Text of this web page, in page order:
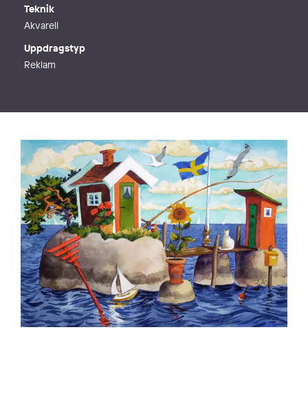
Teknik
Akvarell
Uppdragstyp
Reklam